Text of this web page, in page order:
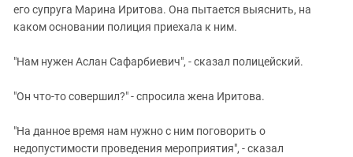
его супруга Марина Иритова. Она пытается выяснить, на
каком основании полиция приехала к ним.
"Нам нужен Аслан Сафарбиевич", - сказал полицейский.
"Он что-то совершил?" - спросила жена Иритова.
"На данное время нам нужно с ним поговорить о
недопустимости проведения мероприятия", - сказал